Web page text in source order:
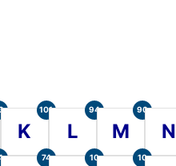
K
101
L
94
M
90
N
74 10 10